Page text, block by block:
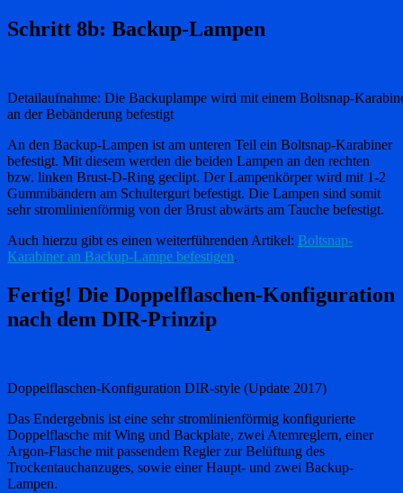
Schritt 8b: Backup-Lampen
Detailaufnahme: Die Backuplampe wird mit einem Boltsnap-
an der Bebänderung befestigt
An den Backup-Lampen ist am unteren Teil ein Boltsnap-Karabiner
befestigt. Mit diesem werden die beiden Lampen an den rechten
bzw. linken Brust-D-Ring geclipt. Der Lampenkörper wird mit 1-2
Gummibändern am Schultergurt befestigt. Die Lampen sind somit
sehr stromlinienförmig von der Brust abwärts am Tauche befestigt.
Auch hierzu gibt es einen weiterführenden Artikel: Boltsnap-
Karabiner an Backup-Lampe befestigen.
Fertig! Die Doppelflaschen-Konfiguration
nach dem DIR-Prinzip
Doppelflaschen-Konfiguration DIR-style (Update 2017)
Das Endergebnis ist eine sehr stromlinienförmig konfigurierte
Doppelflasche mit Wing und Backplate, zwei Atemreglern, einer
Argon-Flasche mit passendem Regler zur Belüftung des
Trockentauchanzuges, sowie einer Haupt- und zwei Backup-
Lampen.